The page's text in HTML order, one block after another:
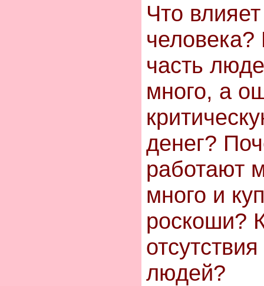
Что
часть
много, а
денег?
работают
много и
роскоши?
людей?